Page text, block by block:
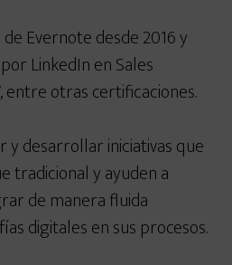
Evernote desde 2016 y
LinkedIn en Sales
entre otras certificaciones.
y desarrollar iniciativas que
tradicional y ayuden a
de manera fluida
digitales en sus procesos.